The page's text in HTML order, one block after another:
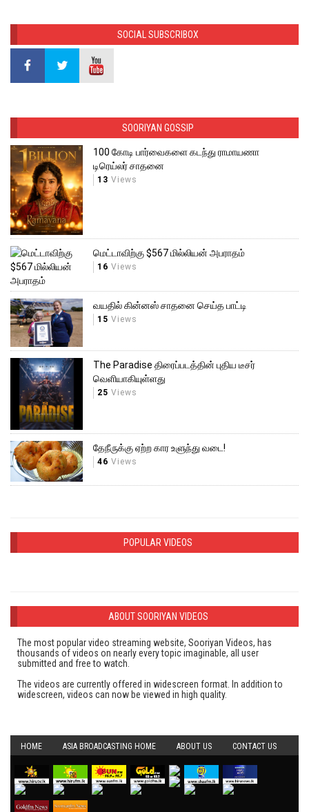
SOCIAL SUBSCRIBOX
SOORIYAN GOSSIP
100 கோடி பார்வைகளை கடந்து ராமாயணா
டிரெய்லர் சாதனை
13 Views
மெட்டாவிற்கு $567 மில்லியன் அபராதம்
16 Views
வயதில் கின்னஸ் சாதனை செய்த பாட்டி
15 Views
The Paradise திரைப்படத்தின் புதிய டீசர்
வெளியாகியுள்ளது
25 Views
தேநீருக்கு ஏற்ற கார உளுந்து வடை!
46 Views
POPULAR VIDEOS
ABOUT SOORIYAN VIDEOS
The most popular video streaming website, Sooriyan Videos, has
thousands of videos on nearly every topic imaginable, all user
submitted and free to watch.
The videos are currently offered in widescreen format. In addition to
widescreen, videos can now be viewed in high quality.
HOME ASIA BROADCASTING HOME ABOUT US CONTACT US